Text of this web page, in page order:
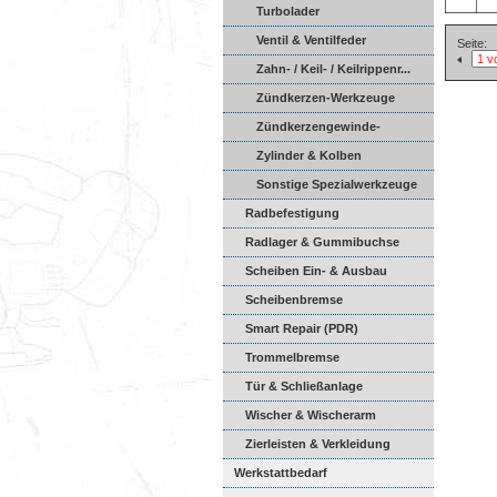
Turbolader
Ventil & Ventilfeder
Zahn- / Keil- / Keilrippenr...
Zündkerzen-Werkzeuge
Zündkerzengewinde-
ReparaturZylinder & Kolben
Sonstige Spezialwerkzeuge
Radbefestigung
Radlager & Gummibuchse
Scheiben Ein- & Ausbau
Scheibenbremse
Smart Repair (PDR)
Trommelbremse
Tür & Schließanlage
Wischer & Wischerarm
Zierleisten & Verkleidung
Werkstattbedarf
Seite: